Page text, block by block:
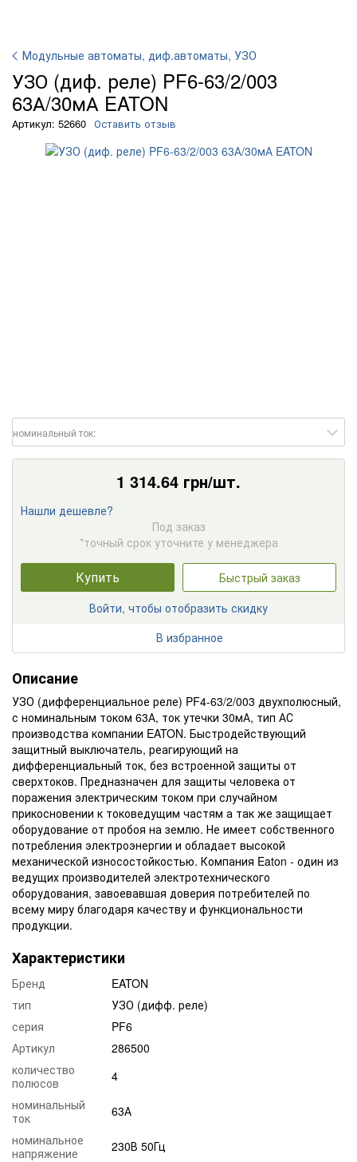
Модульные автоматы, диф.автоматы, УЗО
УЗО (диф. реле) PF6-63/2/003
63А/30мА EATON
Артикул: 52660 Оставить отзыв
номинальный ток:
1 314.64 грн/шт.
Нашли дешевле?
Под заказ
*точный срок уточните у менеджера
Купить
Быстрый заказ
Войти, чтобы отобразить скидку
В избранное
Описание
УЗО (дифференциальное реле) PF4-63/2/003 двухполюсный,
с номинальным током 63А, ток утечки 30мА, тип АС
производства компании EATON. Быстродействующий
защитный выключатель, реагирующий на
дифференциальный ток, без встроенной защиты от
сверхтоков. Предназначен для защиты человека от
поражения электрическим током при случайном
прикосновении к токоведущим частям а так же защищает
оборудование от пробоя на землю. Не имеет собственного
потребления электроэнергии и обладает высокой
механической износостойкостью. Компания Eaton - один из
ведущих производителей электротехнического
оборудования, завоевавшая доверия потребителей по
всему миру благодаря качеству и функциональности
продукции.
Характеристики
Бренд
EATON
тип
УЗО (дифф. реле)
серия
PF6
Артикул
286500
количество
полюсов
4
номинальный
ток
63А
номинальное
напряжение
230В 50Гц